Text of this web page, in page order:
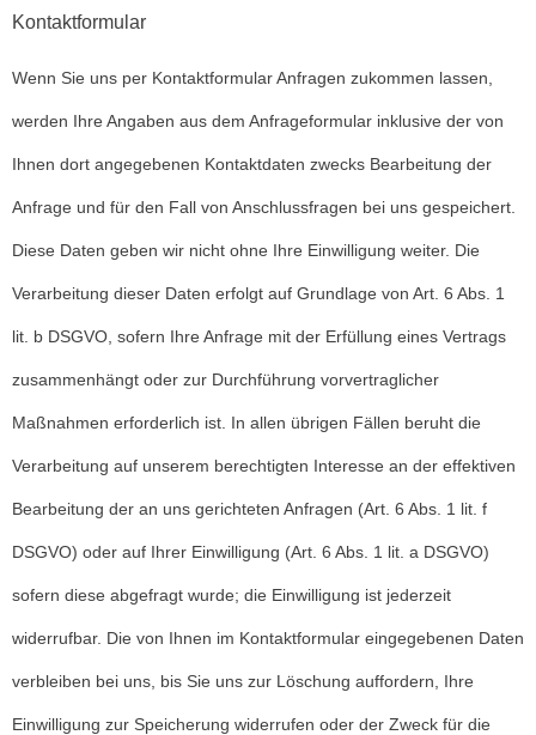
Kontaktformular
Wenn Sie uns per Kontaktformular Anfragen zukommen lassen,
werden Ihre Angaben aus dem Anfrageformular inklusive der von
Ihnen dort angegebenen Kontaktdaten zwecks Bearbeitung der
Anfrage und für den Fall von Anschlussfragen bei uns gespeichert.
Diese Daten geben wir nicht ohne Ihre Einwilligung weiter. Die
Verarbeitung dieser Daten erfolgt auf Grundlage von Art. 6 Abs. 1
lit. b DSGVO, sofern Ihre Anfrage mit der Erfüllung eines Vertrags
zusammenhängt oder zur Durchführung vorvertraglicher
Maßnahmen erforderlich ist. In allen übrigen Fällen beruht die
Verarbeitung auf unserem berechtigten Interesse an der effektiven
Bearbeitung der an uns gerichteten Anfragen (Art. 6 Abs. 1 lit. f
DSGVO) oder auf Ihrer Einwilligung (Art. 6 Abs. 1 lit. a DSGVO)
sofern diese abgefragt wurde; die Einwilligung ist jederzeit
widerrufbar. Die von Ihnen im Kontaktformular eingegebenen Daten
verbleiben bei uns, bis Sie uns zur Löschung auffordern, Ihre
Einwilligung zur Speicherung widerrufen oder der Zweck für die